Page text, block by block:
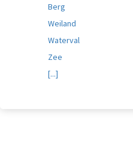
Berg
Weiland
Waterval
Zee
[...]